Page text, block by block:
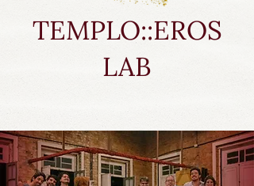
TEMPLO::EROS
LAB